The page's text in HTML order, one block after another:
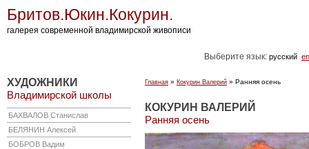
Бритов.Юкин.Кокурин.
галерея современной владимирской живописи
Выберите язык: русский
ХУДОЖНИКИ
Владимирской школы
БАХВАЛОВ Станислав
БЕЛЯНИН Алексей
БОБРОВ Вадим
Главная » Кокурин Валерий » Ранняя осень
КОКУРИН ВАЛЕРИЙ
Ранняя осень